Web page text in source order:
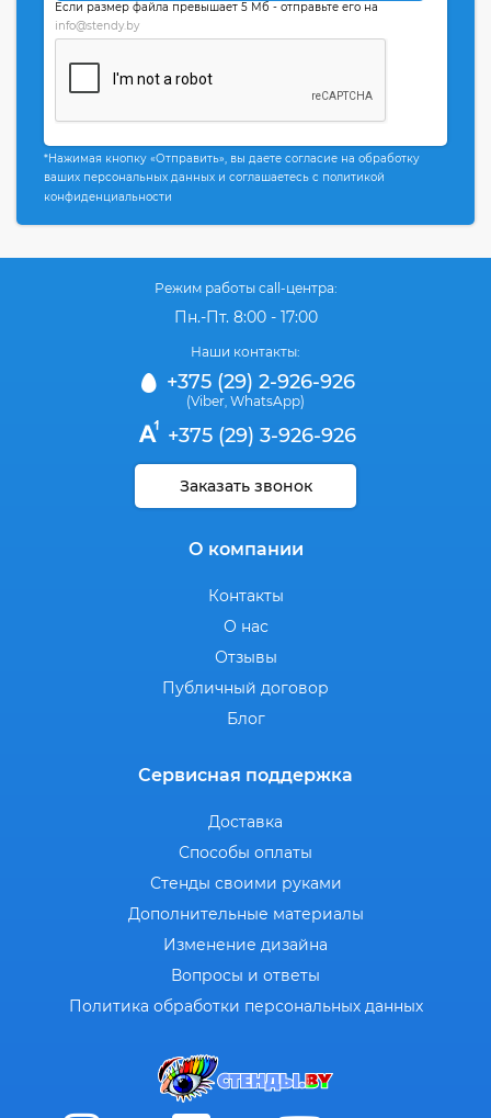
Если размер файла превышает 5 Мб - отправьте его на
info@stendy.by
*Нажимая кнопку «Отправить», вы даете согласие на обработку
ваших персональных данных и соглашаетесь с политикой
конфиденциальности
Режим работы call-центра:
Пн.-Пт. 8:00 - 17:00
Наши контакты:
+375 (29) 2-926-926
(Viber WhatsApp)
+375 (29) 3-926-926
Заказать звонок
О компании
Контакты
О нас
Отзывы
Публичный договор
Блог
Сервисная поддержка
Доставка
Способы оплаты
Стенды своими руками
Дополнительные материалы
Изменение дизайна
Вопросы и ответы
Политика обработки персональных данных